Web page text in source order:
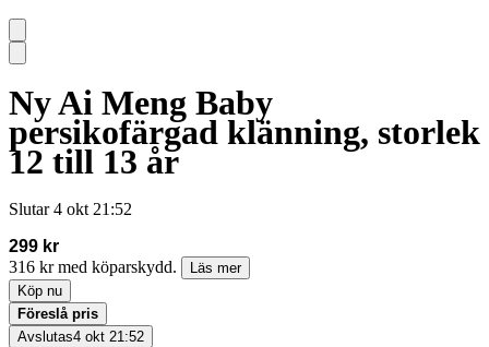
Ny Ai Meng Baby
persikofärgad klänning, storlek
12 till 13 år
Slutar 4 okt 21:52
299 kr
316 kr med köparskydd.
Läs mer
Köp nu
Föreslå pris
Avslutas4 okt 21:52